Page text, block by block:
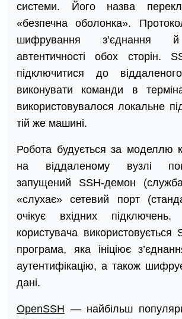
системи. Його назва
«безпечна оболонка».
шифрування з’єднання й
автентичності обох сторін.
підключитися до
виконувати команди в
використовувалося локальне
тій же машині.
Робота будується за моделлю
на віддаленому вузлі
запущений SSH-демон
«слухає» сетевий порт
очікує вхідних
користувача використовується
програма, яка ініціює
аутентифікацію, а також
дані.
OpenSSH — найбільш